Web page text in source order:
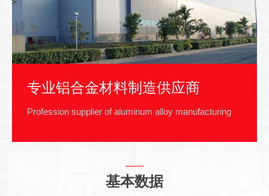
专业铝合金材料制造供应商
Profession supplier of aluminum alloy manufacturing
基本数据